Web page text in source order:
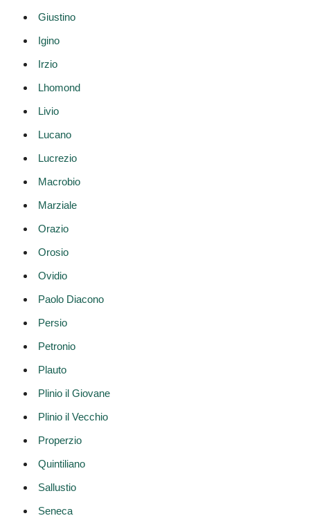
Giustino
Igino
Irzio
Lhomond
Livio
Lucano
Lucrezio
Macrobio
Marziale
Orazio
Orosio
Ovidio
Paolo Diacono
Persio
Petronio
Plauto
Plinio il Giovane
Plinio il Vecchio
Properzio
Quintiliano
Sallustio
Seneca